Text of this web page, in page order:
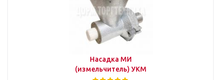
Насадка МИ
(измельчитель) УКМ